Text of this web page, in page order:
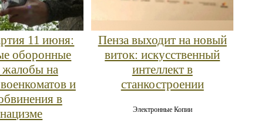
11 июня:
оборонные
жалобы на
и
в
Пенза выходит на новый
виток: искусственный
интеллект в
станкостроении
Электронные Копии